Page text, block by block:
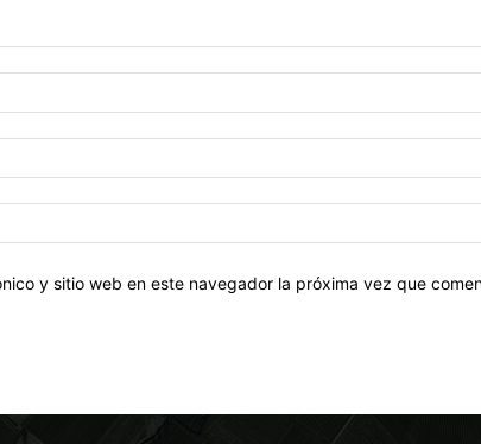
y sitio web en este navegador la próxima vez que